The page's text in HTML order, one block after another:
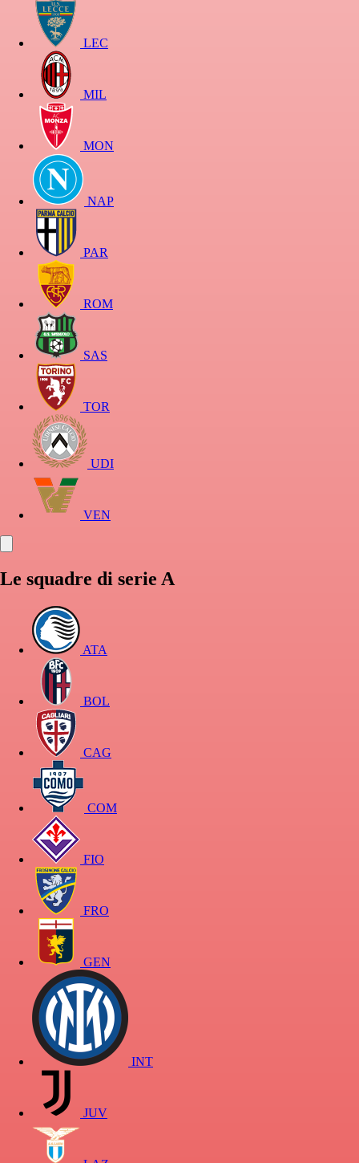
LEC
MIL
MON
NAP
PAR
ROM
SAS
TOR
UDI
VEN
Le squadre di serie A
ATA
BOL
CAG
COM
FIO
FRO
GEN
INT
JUV